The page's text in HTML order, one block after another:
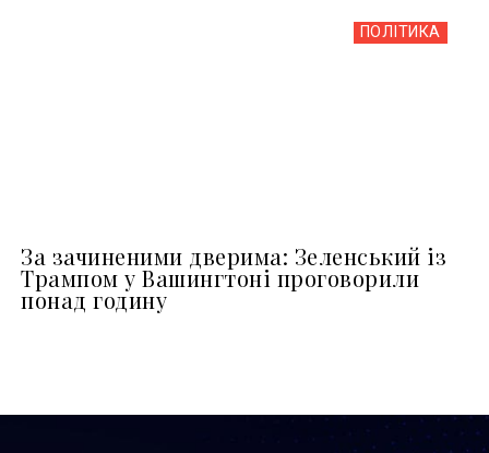
ПОЛІТИКА
За зачиненими дверима: Зеленський із
Трампом у Вашингтоні проговорили
понад годину